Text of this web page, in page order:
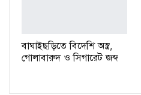
বাঘাইছড়িতে বিদেশি অস্ত্র,
গোলাবারুদ ও সিগারেট জব্দ